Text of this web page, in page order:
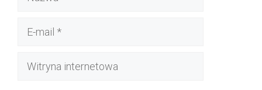
Witryna